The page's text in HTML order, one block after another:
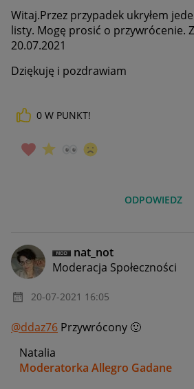
Witaj.Przez przypadek ukryłem
listy. Mogę prosić o przywrócenie.
20.07.2021
Dziękuję i pozdrawiam
0 W PUNKT!
ODPOWIEDZ
nat_not
Moderacja Społeczności
‎20-07-2021 16:05
@ddaz76 Przywrócony 🙂
Natalia
Moderatorka Allegro Gadane